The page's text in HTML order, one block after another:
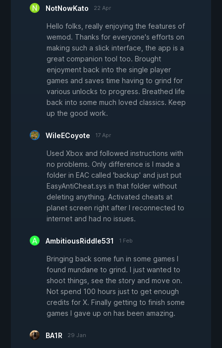
NotNowKato 22 Apr
Hello folks, really enjoying the features of
wemod. Thanks for everyone's efforts on
making such a slick interface, the app is a
great companion tool too. Brought
enjoyment back into the single player
games and saves time having to grind for
various unlocks to progress. Breathed life
back into some much loved classics. Keep
up the good work.
WileECoyote 17 Apr
Used Xbox and followed instructions with
no problems. Only difference is I made a
folder in EAC called 'backup' and just put
EasyAntiCheat.sys in that folder without
deleting anything. Activated cheats at
planet screen right after I reconnected to
internet and had no issues.
AmbitiousRiddle531 1 Feb
Bringing back some fun in some games I
found mundane to grind. I just wanted to
shoot things, see the story and move on.
Not spend 100 hours just to get enough
credits for X. Finally getting to finish some
games I gave up on has been amazing.
BA1R 29 Jan